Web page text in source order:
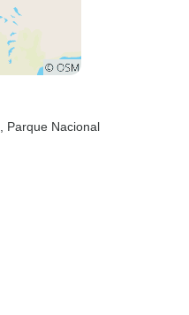
, Parque Nacional